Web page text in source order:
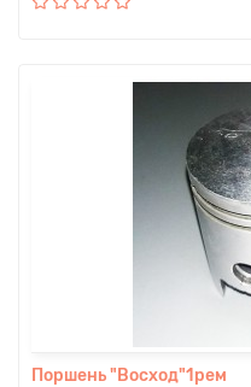
Поршень "Восход"1рем